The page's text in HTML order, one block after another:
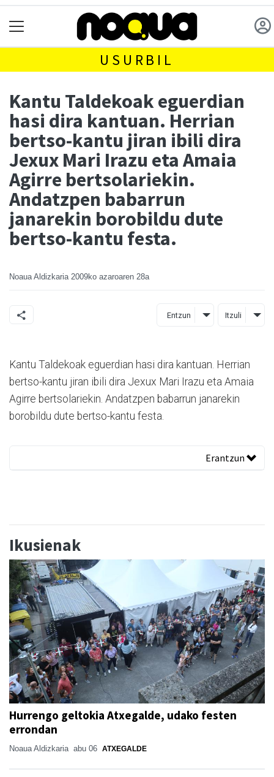
USURBIL
Kantu Taldekoak eguerdian
hasi dira kantuan. Herrian
bertso-kantu jiran ibili dira
Jexux Mari Irazu eta Amaia
Agirre bertsolariekin.
Andatzpen babarrun
janarekin borobildu dute
bertso-kantu festa.
Noaua Aldizkaria 2009ko azaroaren 28a
Entzun Itzuli
Kantu Taldekoak eguerdian hasi dira kantuan. Herrian
bertso-kantu jiran ibili dira Jexux Mari Irazu eta Amaia
Agirre bertsolariekin. Andatzpen babarrun janarekin
borobildu dute bertso-kantu festa.
Erantzun
Ikusienak
Hurrengo geltokia Atxegalde, udako festen
errondan
Noaua Aldizkaria abu 06 ATXEGALDE